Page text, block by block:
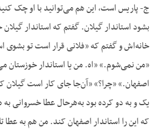
ج- پاریس است، این هم می‌توانید با او چک
بشود استاندار گیلان. گفتم که استاندار
خانه‌اش و گفتم که «فلانی قرار است تو بشوی
«من نمی‌شوم.» «اه. من یا استاندار خوزستان
اصفهان.» «چرا؟» «آن‌جا جای کار است گیلان
یک و به دو کرده بود به‌هرحال عطا خسروانی به
که این را استاندار اصفهان کند. من هم به عطا